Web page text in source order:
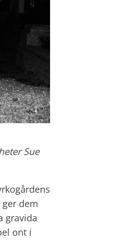
Sue
dem
gravida
ont i